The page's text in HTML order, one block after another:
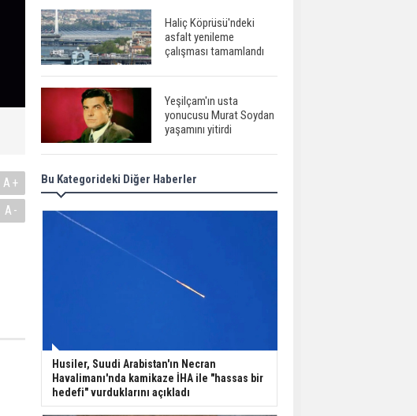
A+
A-
Haliç Köprüsü'ndeki
asfalt yenileme
çalışması tamamlandı
Yeşilçam'ın usta
yonucusu Murat Soydan
yaşamını yitirdi
Meral Akşener ile
Müsavat Dervişoğlu
cenazede görüntülendi
gerçekleşiyor...
Dondurulmuş insanları
hayata döndürecek keşif
Bu Kategorideki Diğer Haberler
Husiler, Suudi Arabistan'ın Necran
Havalimanı'nda kamikaze İHA ile "hassas bir
hedefi" vurduklarını açıkladı